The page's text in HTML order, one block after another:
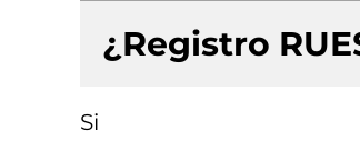
¿Registro
Si